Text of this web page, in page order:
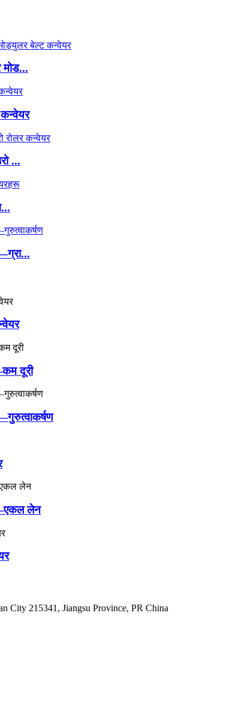
कन्वेयर
...
दूरी
लेन
City 215341, Jiangsu Province, PR China